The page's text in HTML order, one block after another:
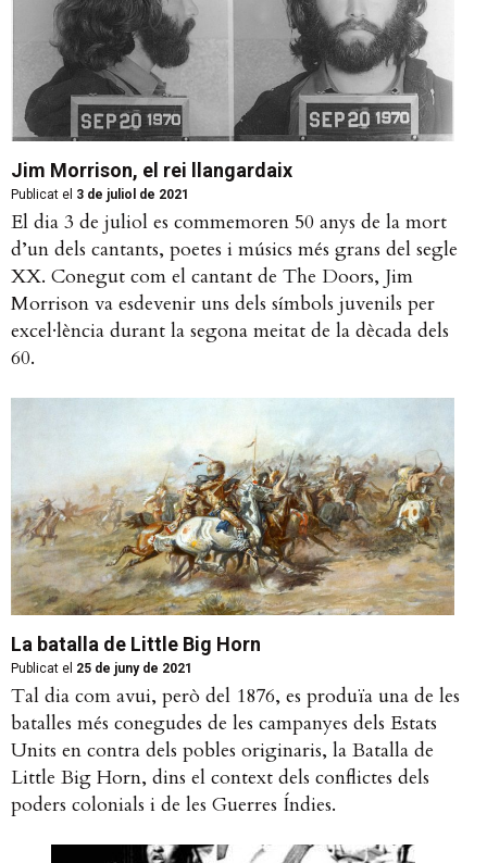
Jim Morrison, el rei llangardaix
Publicat el 3 de juliol de 2021
El dia 3 de juliol es commemoren 50 anys de la mort
d’un dels cantants, poetes i músics més grans del segle
XX. Conegut com el cantant de The Doors, Jim
Morrison va esdevenir uns dels símbols juvenils per
excel·lència durant la segona meitat de la dècada dels
60.
La batalla de Little Big Horn
Publicat el 25 de juny de 2021
Tal dia com avui, però del 1876, es produïa una de les
batalles més conegudes de les campanyes dels Estats
Units en contra dels pobles originaris, la Batalla de
Little Big Horn, dins el context dels conflictes dels
poders colonials i de les Guerres Índies.